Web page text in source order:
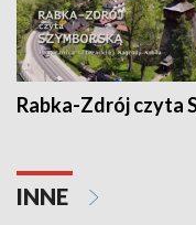
Rabka-Zdrój czyta
INNE